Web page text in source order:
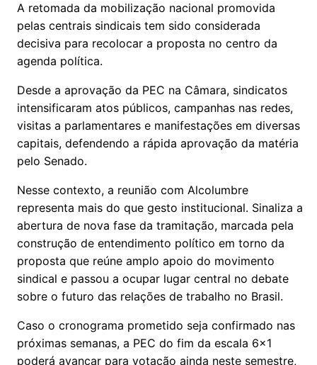
A retomada da mobilização nacional promovida
pelas centrais sindicais tem sido considerada
decisiva para recolocar a proposta no centro da
agenda política.
Desde a aprovação da PEC na Câmara, sindicatos
intensificaram atos públicos, campanhas nas redes,
visitas a parlamentares e manifestações em diversas
capitais, defendendo a rápida aprovação da matéria
pelo Senado.
Nesse contexto, a reunião com Alcolumbre
representa mais do que gesto institucional. Sinaliza a
abertura de nova fase da tramitação, marcada pela
construção de entendimento político em torno da
proposta que reúne amplo apoio do movimento
sindical e passou a ocupar lugar central no debate
sobre o futuro das relações de trabalho no Brasil.
Caso o cronograma prometido seja confirmado nas
próximas semanas, a PEC do fim da escala 6×1
poderá avançar para votação ainda neste semestre,